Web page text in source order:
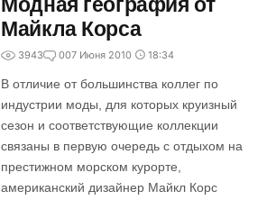
Майкла Корса
3943 007 Июня 2010 18:34
В отличие от большинства коллег по
индустрии моды, для которых круизный
сезон и соответствующие коллекции
связаны в первую очередь с отдыхом на
престижном морском курорте,
американский дизайнер Майкл Корс